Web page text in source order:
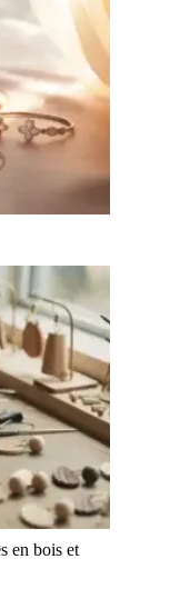
en bois et